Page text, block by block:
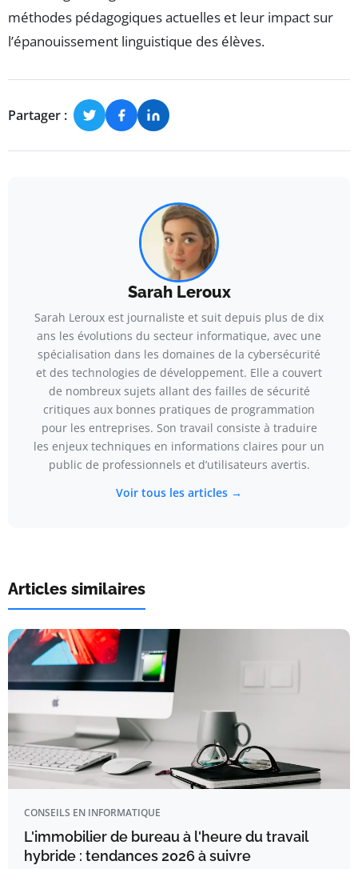
méthodes pédagogiques actuelles et leur impact sur
l’épanouissement linguistique des élèves.
Partager :
Sarah Leroux
Sarah Leroux est journaliste et suit depuis plus de dix
ans les évolutions du secteur informatique, avec une
spécialisation dans les domaines de la cybersécurité
et des technologies de développement. Elle a couvert
de nombreux sujets allant des failles de sécurité
critiques aux bonnes pratiques de programmation
pour les entreprises. Son travail consiste à traduire
les enjeux techniques en informations claires pour un
public de professionnels et d’utilisateurs avertis.
Voir tous les articles →
Articles similaires
CONSEILS EN INFORMATIQUE
L'immobilier de bureau à l'heure du travail
hybride : tendances 2026 à suivre